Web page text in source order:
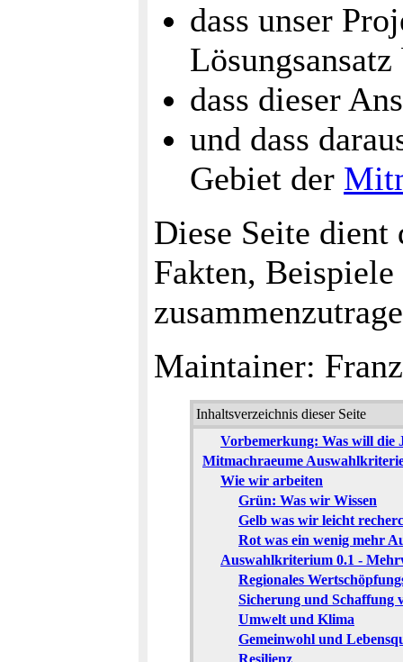
dass unser
dass dieser
und dass
Gebiet der
Diese Seite dient
Fakten,
Maintainer:
Inhaltsverzeichnis dieser Seite
Vorbemerkung: Was will die
Mitmachraeume
Wie wir arbeiten
Grün: Was wir Wissen
Gelb was wir leicht
Rot was ein wenig mehr
Auswahlkriterium 0.1 -
Regionales
Sicherung und Schaffung
Umwelt und Klima
Gemeinwohl und
Resilienz